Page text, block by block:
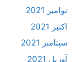
نوامبر 2021
اکتبر 2021
سپتامبر 2021
آوریل 2021